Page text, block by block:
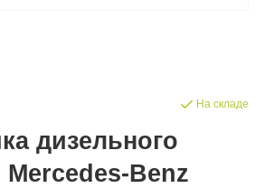
дизельного
Mercedes-Benz
На складе